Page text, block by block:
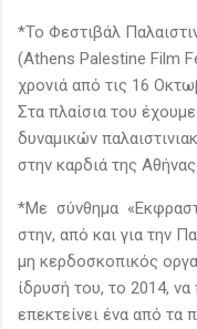
*Το Φεστιβάλ
(Athens Palestine Film
χρονιά από τις 16
Στα πλαίσια του
δυναμικών
στην καρδιά της Αθήνας.
*Με σύνθημα
στην, από και για την
μη κερδοσκοπικός
ίδρυσή του, το 2014,
επεκτείνει ένα από τα